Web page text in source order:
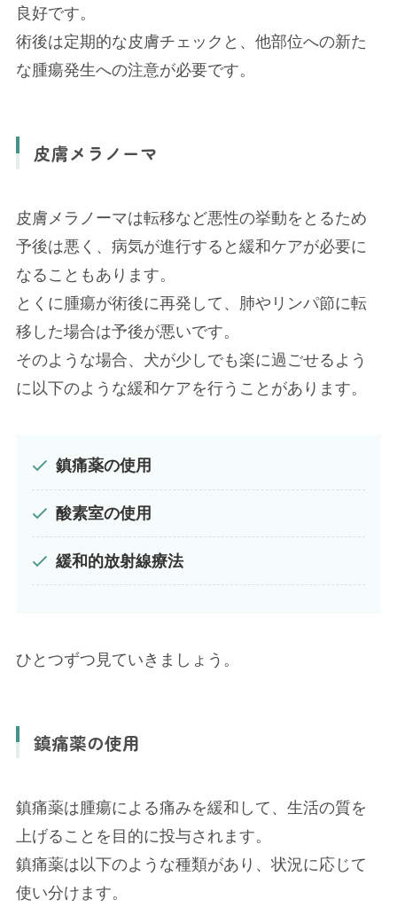
良好です。
術後は定期的な皮膚チェックと、他部位への新た
な腫瘍発生への注意が必要です。
皮膚メラノーマ
皮膚メラノーマは転移など悪性の挙動をとるため
予後は悪く、病気が進行すると緩和ケアが必要に
なることもあります。
とくに腫瘍が術後に再発して、肺やリンパ節に転
移した場合は予後が悪いです。
そのような場合、犬が少しでも楽に過ごせるよう
に以下のような緩和ケアを行うことがあります。
鎮痛薬の使用
酸素室の使用
緩和的放射線療法
ひとつずつ見ていきましょう。
鎮痛薬の使用
鎮痛薬は腫瘍による痛みを緩和して、生活の質を
上げることを目的に投与されます。
鎮痛薬は以下のような種類があり、状況に応じて
使い分けます。